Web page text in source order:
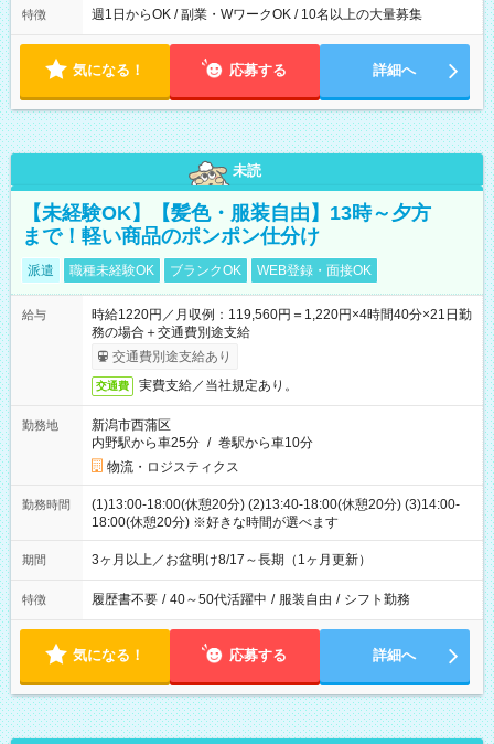
特徴 週1日からOK / 副業・WワークOK / 10名以上の大量募集
気になる！ 応募する 詳細へ
未読
【未経験OK】【髪色・服装自由】13時～夕方
まで！軽い商品のポンポン仕分け
派遣 職種未経験OK ブランクOK WEB登録・面接OK
給与
時給1220円／月収例：119,560円＝1,220円×4時間40分×21日勤
務の場合＋交通費別途支給
交通費別途支給あり
交通費 実費支給／当社規定あり。
勤務地
新潟市西蒲区
内野駅から車25分 / 巻駅から車10分
物流・ロジスティクス
勤務時間
(1)13:00-18:00(休憩20分) (2)13:40-18:00(休憩20分) (3)14:00-
18:00(休憩20分) ※好きな時間が選べます
期間 3ヶ月以上／お盆明け8/17～長期（1ヶ月更新）
特徴 履歴書不要 / 40～50代活躍中 / 服装自由 / シフト勤務
気になる！ 応募する 詳細へ